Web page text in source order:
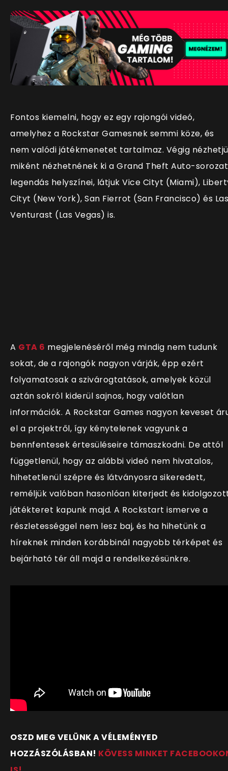
Fontos kiemelni, hogy ez egy rajongói videó,
amelyhez a Rockstar Gamesnek semmi köze, és
nem valódi játékmenetet tartalmaz. Végig
miként nézhetnének ki a Grand Theft Auto-sorozat
legendás helyszínei, látjuk Vice Cityt (Miami),
Cityt (New York), San Fierrot (San Francisco) és Las
Venturast (Las Vegas) is.
A GTA 6 megjelenéséről még mindig nem tudunk
sokat, de a rajongók nagyon várják, épp ezért
folyamatosak a szivárogtatások, amelyek közül
aztán sokról kiderül sajnos, hogy valótlan
információk. A Rockstar Games nagyon keveset
el a projektről, így kénytelenek vagyunk a
bennfentesek értesüléseire támaszkodni. De attól
függetlenül, hogy az alábbi videó nem hivatalos,
hihetetlenül szépre és látványosra sikeredett,
reméljük valóban hasonlóan kiterjedt és
játékteret kapunk majd. A Rockstart ismerve a
részletességgel nem lesz baj, és ha hihetünk a
híreknek minden korábbinál nagyobb térképet és
bejárható tér áll majd a rendelkezésünkre.
OSZD MEG VELÜNK A VÉLEMÉNYED
HOZZÁSZÓLÁSBAN! KÖVESS MINKET